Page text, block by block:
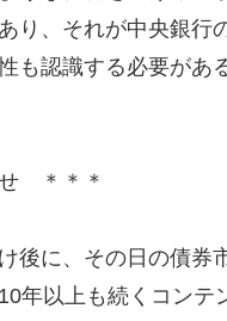
り、それが中央銀行
も認識する必要があ
＊＊＊
後に、その日の債券
年以上も続くコンテ